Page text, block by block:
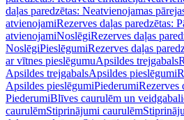
daļas paredzētas: Neatvienojamas
atvienojamiRezerves daļas paredzētas:
atvienojamiNoslēgiRezerves daļas
NoslēgiPieslēgumiRezerves daļas
ar vītnes pieslēgumuApsildes trejgabals
Apsildes trejgabalsApsildes pieslēgumi
Apsildes pieslēgumiPiederumiRezerves
PiederumiBlīves caurulēm un
caurulēmStiprinājumi caurulēm